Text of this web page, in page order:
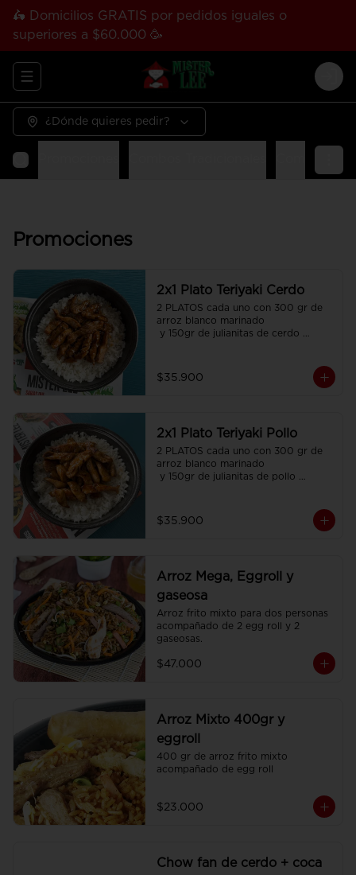
🛵 Domicilios GRATIS por pedidos iguales o
superiores a $60.000 🥳
Abrir menu de navegación
¿Dónde quieres pedir?
Promociones
2x1 Plato Teriyaki Cerdo
2 PLATOS cada uno con 300 gr de
arroz blanco marinado
y 150gr de julianitas de cerdo
$35.900
2x1 Plato Teriyaki Pollo
2 PLATOS cada uno con 300 gr de
arroz blanco marinado
y 150gr de julianitas de pollo
$35.900
Arroz Mega, Eggroll y
gaseosa
Arroz frito mixto para dos personas
acompañado de 2 egg roll y 2
gaseosas.
$47.000
Arroz Mixto 400gr y
eggroll
400 gr de arroz frito mixto
acompañado de egg roll
$23.000
Chow fan de cerdo + coca